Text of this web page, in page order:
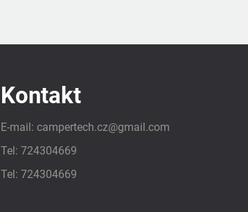
Kontakt
E-mail: campertech.cz@gmail.com
Tel: 724304669
Tel: 724304669